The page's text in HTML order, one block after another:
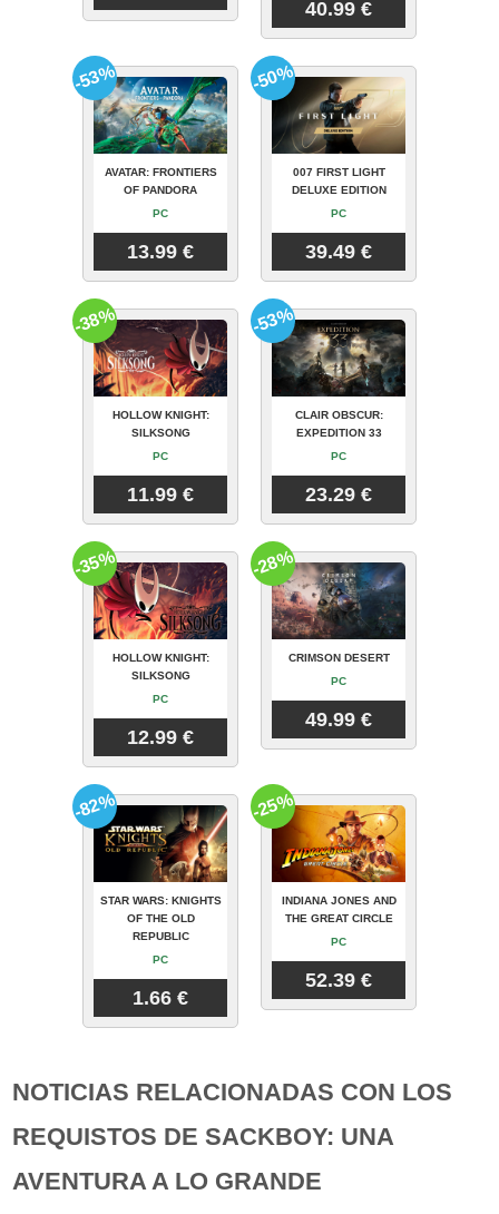
40.99 €
AVATAR: FRONTIERS
OF PANDORA
PC
13.99 €
-53%
007 FIRST LIGHT
DELUXE EDITION
PC
39.49 €
-50%
HOLLOW KNIGHT:
SILKSONG
PC
11.99 €
-38%
CLAIR OBSCUR:
EXPEDITION 33
PC
23.29 €
-53%
HOLLOW KNIGHT:
SILKSONG
PC
12.99 €
-35%
CRIMSON DESERT
PC
49.99 €
-28%
STAR WARS: KNIGHTS
OF THE OLD
REPUBLIC
PC
1.66 €
-82%
INDIANA JONES AND
THE GREAT CIRCLE
PC
52.39 €
-25%
NOTICIAS RELACIONADAS CON LOS
REQUISTOS DE SACKBOY: UNA
AVENTURA A LO GRANDE